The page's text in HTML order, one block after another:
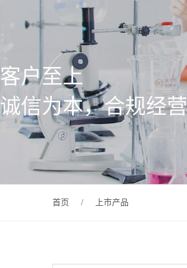
客户至上
诚信为本，合规经
首页 / 上市产品